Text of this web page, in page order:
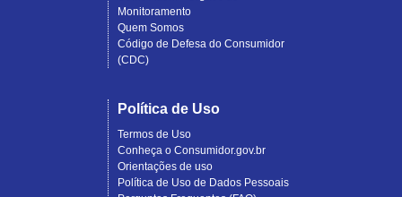
Monitoramento
Quem Somos
Código de Defesa do Consumidor
(CDC)
Política de Uso
Termos de Uso
Conheça o Consumidor.gov.br
Orientações de uso
Política de Uso de Dados Pessoais